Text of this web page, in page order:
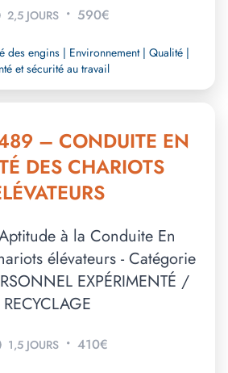
2,5 JOURS • 590€
des engins | Environnement | Qualité |
et sécurité au travail
– CONDUITE EN
DES CHARIOTS
à la Conduite En
élévateurs - Catégorie
EXPÉRIMENTÉ /
RECYCLAGE
1,5 JOURS • 410€